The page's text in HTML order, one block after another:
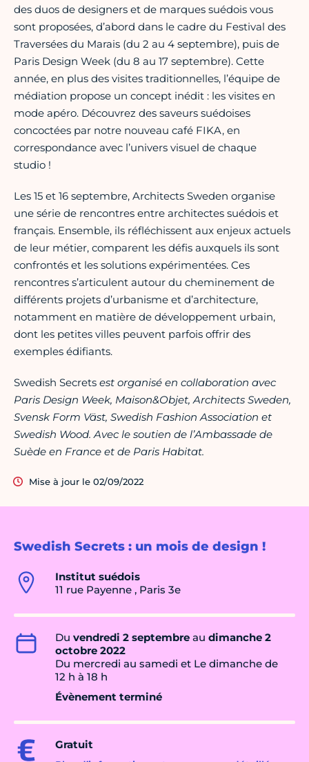
Swedish Secrets : un mois de design !
Institut suédois
11 rue Payenne , Paris 3e
Du vendredi 2 septembre au dimanche 2
octobre 2022
Du mercredi au samedi et Le dimanche de
12 h à 18 h
Évènement terminé
Gratuit
des duos de designers et de marques suédois vous
sont proposées, d’abord dans le cadre du Festival des
Traversées du Marais (du 2 au 4 septembre), puis de
Paris Design Week (du 8 au 17 septembre). Cette
année, en plus des visites traditionnelles, l’équipe de
médiation propose un concept inédit : les visites en
mode apéro. Découvrez des saveurs suédoises
concoctées par notre nouveau café FIKA, en
correspondance avec l’univers visuel de chaque
studio !
Les 15 et 16 septembre, Architects Sweden organise
une série de rencontres entre architectes suédois et
français. Ensemble, ils réfléchissent aux enjeux actuels
de leur métier, comparent les défis auxquels ils sont
confrontés et les solutions expérimentées. Ces
rencontres s’articulent autour du cheminement de
différents projets d’urbanisme et d’architecture,
notamment en matière de développement urbain,
dont les petites villes peuvent parfois offrir des
exemples édifiants.
Swedish Secrets est organisé en collaboration avec
Paris Design Week, Maison&Objet, Architects Sweden,
Svensk Form Väst, Swedish Fashion Association et
Swedish Wood. Avec le soutien de l’Ambassade de
Suède en France et de Paris Habitat.
Mise à jour le 02/09/2022